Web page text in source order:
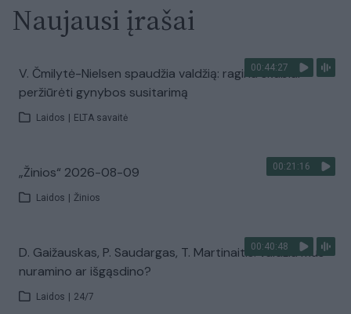
Naujausi įrašai
00:44:27
V. Čmilytė-Nielsen spaudžia valdžią: ragina skubiai
peržiūrėti gynybos susitarimą
Laidos ELTA savaitė
00:21:16
„Žinios“ 2026-08-09
Laidos Žinios
00:40:48
D. Gaižauskas, P. Saudargas, T. Martinaitis: valdžia mus
nuramino ar išgąsdino?
Laidos 24/7